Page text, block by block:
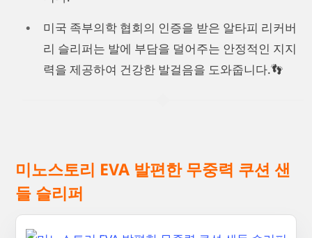
미국 족부의학 협회의 인증을 받은 알타피 리커버
리 슬리퍼는 발에 부담을 덜어주는 안정적인 지지
력을 제공하여 건강한 발걸음을 도와줍니다.👣
미노스토리 EVA 발편한 무중력 쿠션 샌
들 슬리퍼